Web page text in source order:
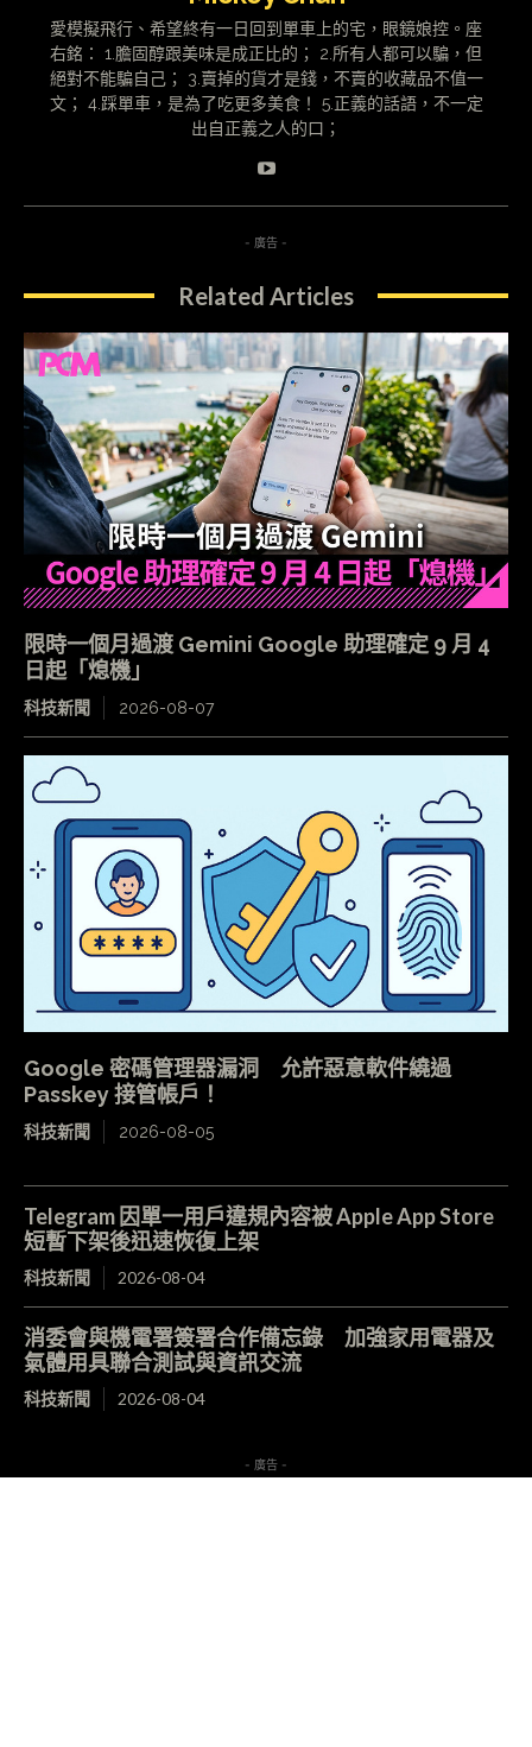
愛模擬飛行、希望終有一日回到單車上的宅，眼鏡娘控。座
右銘： 1.膽固醇跟美味是成正比的； 2.所有人都可以騙，但
絕對不能騙自己； 3.賣掉的貨才是錢，不賣的收藏品不值一
文； 4.踩單車，是為了吃更多美食！ 5.正義的話語，不一定
出自正義之人的口；
- 廣告 -
Related Articles
限時一個月過渡 Gemini Google 助理確定 9 月 4
日起「熄機」
科技新聞 2026-08-07
Google 密碼管理器漏洞 允許惡意軟件繞過
Passkey 接管帳戶！
科技新聞 2026-08-05
Telegram 因單一用戶違規內容被 Apple App Store
短暫下架後迅速恢復上架
科技新聞 2026-08-04
消委會與機電署簽署合作備忘錄 加強家用電器及
氣體用具聯合測試與資訊交流
科技新聞 2026-08-04
- 廣告 -